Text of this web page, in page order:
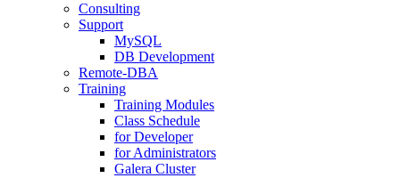
Consulting
Support
MySQL
DB Development
Remote-DBA
Training
Training Modules
Class Schedule
for Developer
for Administrators
Galera Cluster